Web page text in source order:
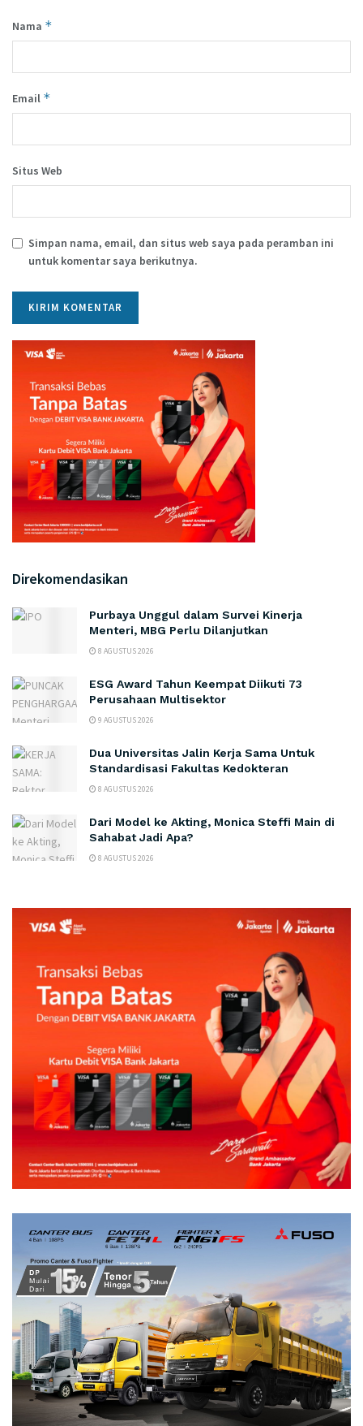
Nama *
Email *
Situs Web
Simpan nama, email, dan situs web saya pada peramban ini
untuk komentar saya berikutnya.
Direkomendasikan
Purbaya Unggul dalam Survei Kinerja
Menteri, MBG Perlu Dilanjutkan
8 AGUSTUS 2026
ESG Award Tahun Keempat Diikuti 73
Perusahaan Multisektor
9 AGUSTUS 2026
Dua Universitas Jalin Kerja Sama Untuk
Standardisasi Fakultas Kedokteran
8 AGUSTUS 2026
Dari Model ke Akting, Monica Steffi Main di
Sahabat Jadi Apa?
8 AGUSTUS 2026